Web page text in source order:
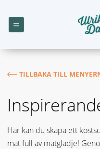
TILLBAKA TILL
Här kan du skapa ett
mat full av matglädje!